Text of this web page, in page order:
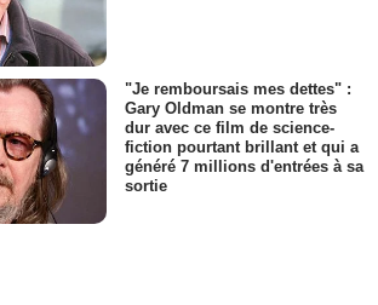
"Je remboursais mes dettes" :
Gary Oldman se montre très
dur avec ce film de science-
fiction pourtant brillant et qui a
généré 7 millions d'entrées à sa
sortie